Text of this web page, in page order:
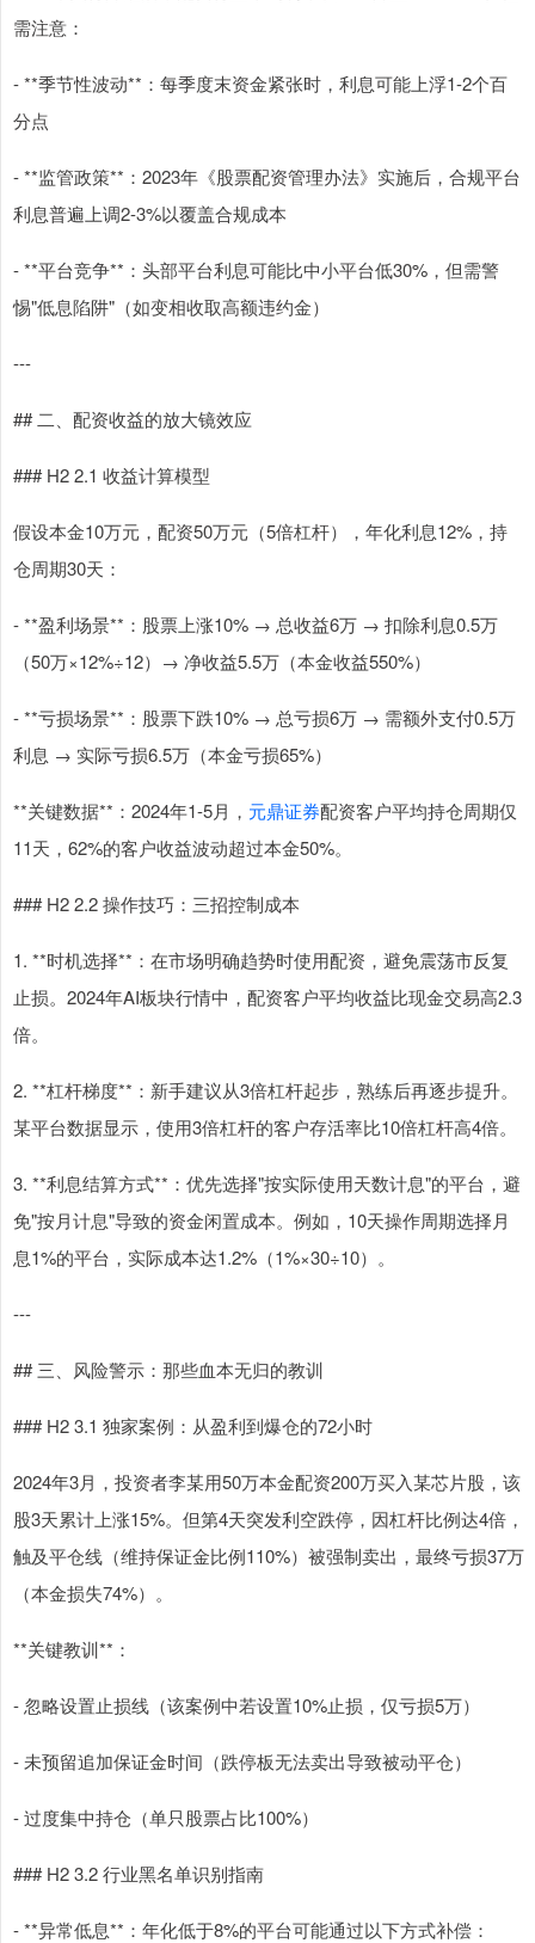
需注意：
- **季节性波动**：每季度末资金紧张时，利息可能上浮1-2个百
分点
- **监管政策**：2023年《股票配资管理办法》实施后，合规平台
利息普遍上调2-3%以覆盖合规成本
- **平台竞争**：头部平台利息可能比中小平台低30%，但需警
惕"低息陷阱"（如变相收取高额违约金）
---
## 二、配资收益的放大镜效应
### H2 2.1 收益计算模型
假设本金10万元，配资50万元（5倍杠杆），年化利息12%，持
仓周期30天：
- **盈利场景**：股票上涨10% → 总收益6万 → 扣除利息0.5万
（50万×12%÷12）→ 净收益5.5万（本金收益550%）
- **亏损场景**：股票下跌10% → 总亏损6万 → 需额外支付0.5万
利息 → 实际亏损6.5万（本金亏损65%）
**关键数据**：2024年1-5月， 元鼎证券配资客户平均持仓周期仅
11天，62%的客户收益波动超过本金50%。
### H2 2.2 操作技巧：三招控制成本
1. **时机选择**：在市场明确趋势时使用配资，避免震荡市反复
止损。2024年AI板块行情中，配资客户平均收益比现金交易高2.3
倍。
2. **杠杆梯度**：新手建议从3倍杠杆起步，熟练后再逐步提升。
某平台数据显示，使用3倍杠杆的客户存活率比10倍杠杆高4倍。
3. **利息结算方式**：优先选择"按实际使用天数计息"的平台，避
免"按月计息"导致的资金闲置成本。例如，10天操作周期选择月
息1%的平台，实际成本达1.2%（1%×30÷10）。
---
## 三、风险警示：那些血本无归的教训
### H2 3.1 独家案例：从盈利到爆仓的72小时
2024年3月，投资者李某用50万本金配资200万买入某芯片股，该
股3天累计上涨15%。但第4天突发利空跌停，因杠杆比例达4倍，
触及平仓线（维持保证金比例110%）被强制卖出，最终亏损37万
（本金损失74%）。
**关键教训**：
- 忽略设置止损线（该案例中若设置10%止损，仅亏损5万）
- 未预留追加保证金时间（跌停板无法卖出导致被动平仓）
- 过度集中持仓（单只股票占比100%）
### H2 3.2 行业黑名单识别指南
- **异常低息**：年化低于8%的平台可能通过以下方式补偿：